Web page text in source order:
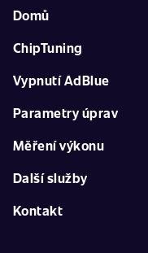
Domů
ChipTuning
Vypnutí AdBlue
Parametry úprav
Měření výkonu
Další služby
Kontakt